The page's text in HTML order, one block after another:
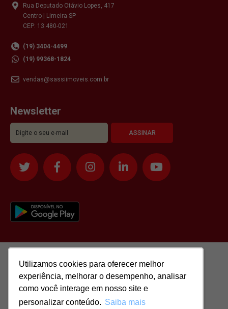
Utilizamos cookies para oferecer melhor
experiência, melhorar o desempenho, analisar
como você interage em nosso site e
personalizar conteúdo. Saiba mais
Utilizamos cookies para oferecer melhor
experiência, melhorar o desempenho, analisar
como você interage em nosso site e
personalizar conteúdo. Saiba mais
Rua Deputado Otávio Lopes, 417
Centro | Limeira SP
CEP: 13.480-021
(19) 3404-4499
(19) 99368-1824
vendas@sassiimoveis.com.br
Newsletter